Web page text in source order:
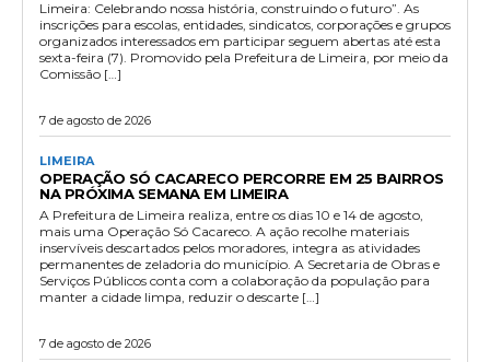
Limeira: Celebrando nossa história, construindo o futuro”. As
inscrições para escolas, entidades, sindicatos, corporações e grupos
organizados interessados em participar seguem abertas até esta
sexta-feira (7). Promovido pela Prefeitura de Limeira, por meio da
Comissão […]
7 de agosto de 2026
LIMEIRA
OPERAÇÃO SÓ CACARECO PERCORRE EM 25 BAIRROS
NA PRÓXIMA SEMANA EM LIMEIRA
A Prefeitura de Limeira realiza, entre os dias 10 e 14 de agosto,
mais uma Operação Só Cacareco. A ação recolhe materiais
inservíveis descartados pelos moradores, integra as atividades
permanentes de zeladoria do município. A Secretaria de Obras e
Serviços Públicos conta com a colaboração da população para
manter a cidade limpa, reduzir o descarte […]
7 de agosto de 2026